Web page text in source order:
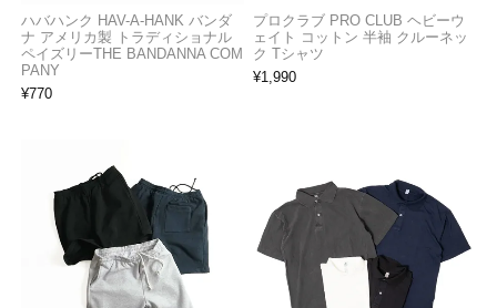
ハバハンク HAV-A-HANK バンダ
ナ アメリカ製 トラディショナル
ペイズリーTHE BANDANNA COM
PANY
¥770
プロクラブ PRO CLUB ヘビーウ
ェイト コットン 半袖 クルーネッ
ク Tシャツ
¥1,990